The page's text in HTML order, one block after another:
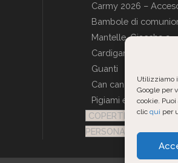
Utilizziamo
Google per
cookie.
clic qui per
Carmy 2026 –
Bambole di
Mantelle, Giacche e
Cardigan
Guanti
Can can
Pigiami e Vestaglie
COPERTINE
PERSONALIZZATE